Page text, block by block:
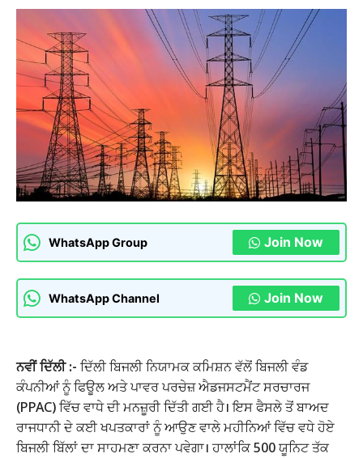
WhatsApp Group Join Now
WhatsApp Channel Join Now
ਨਵੀਂ ਦਿੱਲੀ :- ਦਿੱਲੀ ਬਿਜਲੀ ਨਿਯਾਮਕ ਕਮਿਸ਼ਨ ਵੱਲੋਂ ਬਿਜਲੀ ਵੰਡ
ਕੰਪਨੀਆਂ ਨੂੰ ਫਿਊਲ ਅਤੇ ਪਾਵਰ ਪਰਚੇਜ਼ ਐਡਜਸਟਮੈਂਟ ਸਰਚਾਰਜ
(PPAC) ਵਿੱਚ ਵਾਧੇ ਦੀ ਮਨਜ਼ੂਰੀ ਦਿੱਤੀ ਗਈ ਹੈ। ਇਸ ਫੈਸਲੇ ਤੋਂ ਬਾਅਦ
ਰਾਜਧਾਨੀ ਦੇ ਕਈ ਖਪਤਕਾਰਾਂ ਨੂੰ ਆਉਣ ਵਾਲੇ ਮਹੀਨਿਆਂ ਵਿੱਚ ਵਧੇ ਹੋਏ
ਬਿਜਲੀ ਬਿੱਲਾਂ ਦਾ ਸਾਹਮਣਾ ਕਰਨਾ ਪਵੇਗਾ। ਹਾਲਾਂਕਿ 500 ਯੂਨਿਟ ਤੱਕ